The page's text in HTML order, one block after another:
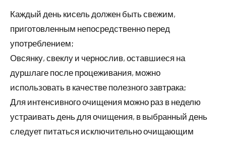
Каждый день кисель должен быть свежим,
приготовленным непосредственно перед
употреблением;
Овсянку, свеклу и чернослив, оставшиеся на
дуршлаге после процеживания, можно
использовать в качестве полезного завтрака;
Для интенсивного очищения можно раз в неделю
устраивать день для очищения, в выбранный день
следует питаться исключительно очищающим